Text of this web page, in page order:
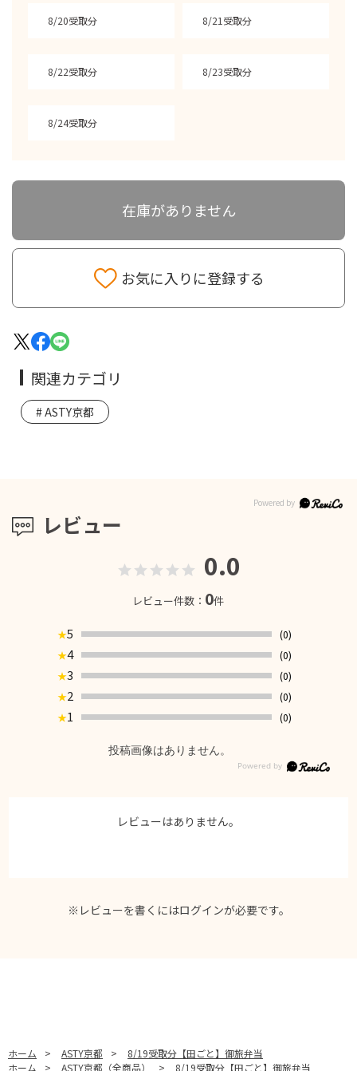
8/20受取分 8/21受取分
8/22受取分 8/23受取分
8/24受取分
お気に入りに登録する
在庫がありません
レビュー
0.0
レビュー件数： 0件
★5
(0)
★4
(0)
★3
(0)
★2
(0)
★1 (0)
投稿画像はありません。
レビューはありません。
※レビューを書くにはログインが必要です。
関連カテゴリ
ASTY京都
ホーム > ASTY京都 >
8/19受取分【田ごと】御旅弁当
ホーム
> ASTY京都（全商品） > 8/19受取分【田ごと】御旅弁当